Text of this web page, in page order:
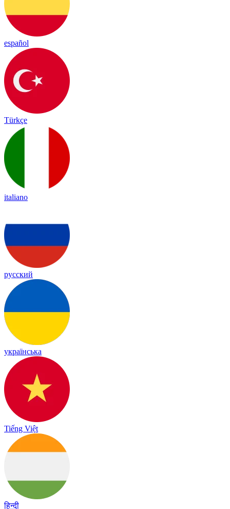
español
Türkçe
italiano
русский
українська
Tiếng Việt
हिन्दी